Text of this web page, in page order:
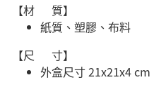
【材 質】
紙質、塑膠、布料
【尺 寸】
外盒尺寸 21x21x4 cm